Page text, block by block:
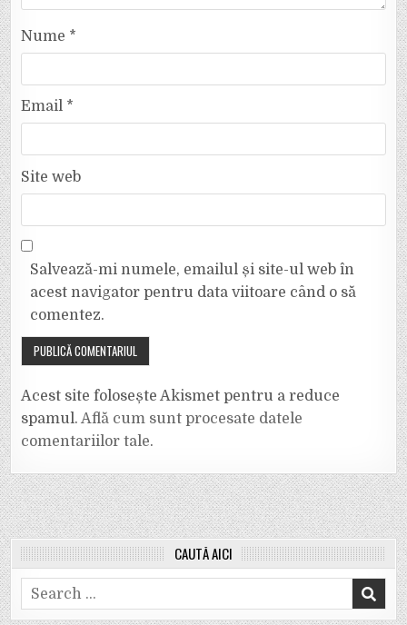
Nume *
Email *
Site web
Salvează-mi numele, emailul și site-ul web în
acest navigator pentru data viitoare când o să
comentez.
Acest site folosește Akismet pentru a reduce
spamul.Află cum sunt procesate datele
comentariilor tale.
CAUTĂ AICI
Search
for: